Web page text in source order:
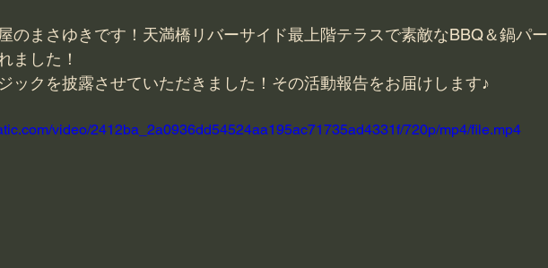
のまさゆきです！天満橋リバーサイド最上階テラスで素敵なBBQ＆鍋パー
ました！
ックを披露させていただきました！その活動報告をお届けします♪
video/2412ba_2a0936dd54524aa195ac71735ad4331f/720p/mp4/file.mp4